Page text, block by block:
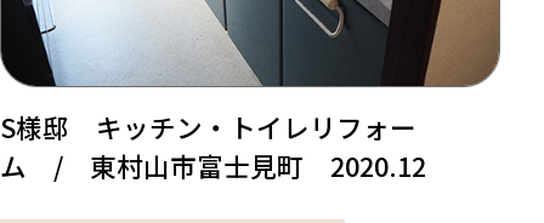
S様邸 キッチン・トイレリフォー
ム / 東村山市富士見町 2020.12